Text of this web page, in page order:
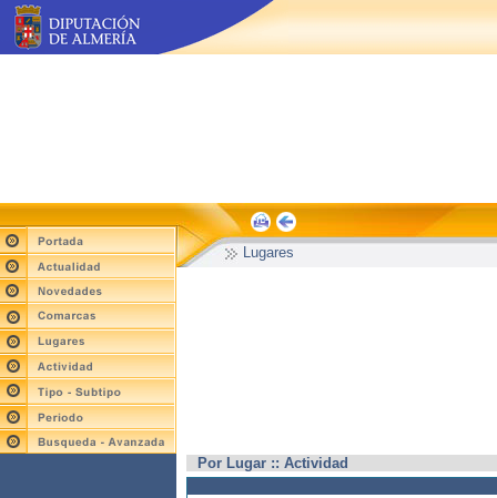
Lugares
Por Lugar :: Actividad